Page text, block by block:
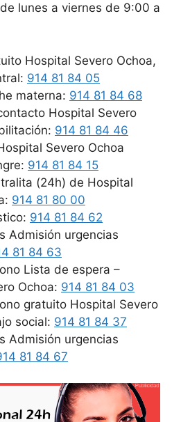
lunes a viernes de 9:00 a
Hospital Severo Ochoa,
914 81 84 05
materna: 914 81 84 68
Hospital Severo
914 81 84 46
Severo Ochoa
914 81 84 15
(24h) de Hospital
914 81 80 00
914 81 84 62
Admisión urgencias
81 84 63
Lista de espera –
Ochoa: 914 81 84 03
gratuito Hospital Severo
social: 914 81 84 37
Admisión urgencias
81 84 67